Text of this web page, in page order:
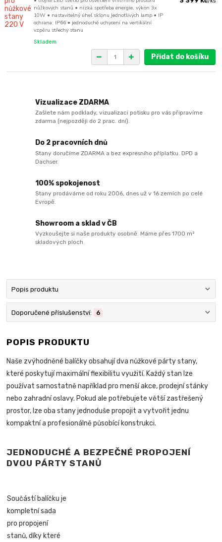
nůžkových stanů • nízká spotřeba energie, výkon 3x
10W • nastavitelný úhel sklonu jednotlivých lamp • IP
ochrana: IP66 • jednoduché uchycení na vertikální
vzpěru střechy stanu
Skladem
Přidat do košíku
Vizualizace ZDARMA
Zašlete nám podklady, vizualizaci potisku pro vás připravíme
zdarma (nejpozději do 2 prac. dní).
Do 2 pracovních dnů
Stany doručíme ZDARMA a bez expresního příplatku. DPD a
Dachser.
100% spokojenost
Stany prodáváme od roku 2006, dnes už v 16 zemích po celé
Evropě.
Showroom a sklad v ČB
Vyzkoušejte si naše produkty osobně. Máme přes 1700 m²
skladových ploch.
Popis produktu
Doporučené příslušenství: 6
POPIS PRODUKTU
Naše zvýhodněné balíčky obsahují dva nůžkové párty stany,
které poskytují maximální flexibilitu využití. Každý stan lze
používat samostatně například pro menší akce, prodejní stánky
nebo zahradní oslavy. Pokud ale potřebujete větší zastřešený
prostor, lze oba stany jednoduše propojit a vytvořit jednu
kompaktní a profesionálně působící konstrukci.
JEDNODUCHÉ A BEZPEČNÉ PROPOJENÍ
DVOU PÁRTY STANŮ
Součástí balíčku je
kompletní sada
pro propojení
stanů, díky které